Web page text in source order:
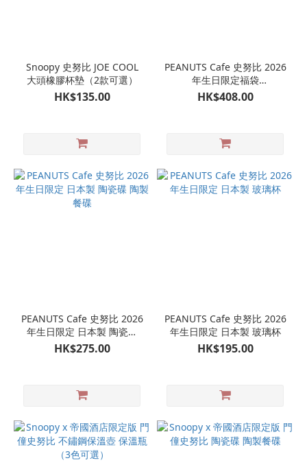
Snoopy 史努比 JOE COOL
大頭橡膠杯墊（2款可選）
HK$135.00
PEANUTS Cafe 史努比 2026
年生日限定福袋
（TOTEBAG、陶瓷杯、杯
墊、皮質吊飾、生日明信
HK$408.00
PEANUTS Cafe 史努比 2026
年生日限定 日本製 陶瓷碟
陶製餐碟
HK$275.00
PEANUTS Cafe 史努比 2026
年生日限定 日本製 玻璃杯
HK$195.00